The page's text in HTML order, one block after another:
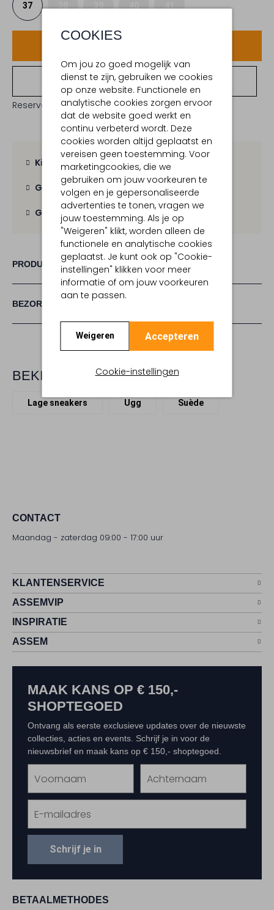
COOKIES
Om jou zo goed mogelijk van
dienst te zijn, gebruiken we cookies
op onze website. Functionele en
analytische cookies zorgen ervoor
dat de website goed werkt en
continu verbeterd wordt. Deze
cookies worden altijd geplaatst en
vereisen geen toestemming. Voor
marketingcookies, die we
gebruiken om jouw voorkeuren te
volgen en je gepersonaliseerde
advertenties te tonen, vragen we
jouw toestemming. Als je op
"Weigeren" klikt, worden alleen de
functionele en analytische cookies
geplaatst. Je kunt ook op "Cookie-
instellingen" klikken voor meer
informatie of om jouw voorkeuren
aan te passen.
Weigeren Accepteren
Cookie-instellingen
37 38 39 40 41
Bekijk winkelvoorraad
Reserveer direct in een van onze 19 boutiques
Kies zelf je bezorgmoment
Gratis verzending vanaf € 100,-
Gratis retour binnen 30 dagen
PRODUCT INFORMATIE
BEZORGEN & RETOURNEREN
BEKIJK MEER
Lage sneakers Ugg Suède
CONTACT
Maandag - zaterdag 09:00 - 17:00 uur
KLANTENSERVICE
ASSEMVIP
INSPIRATIE
ASSEM
BETAALMETHODES
MAAK KANS OP € 150,-
SHOPTEGOED
Ontvang als eerste exclusieve updates over de nieuwste
collecties, acties en events. Schrijf je in voor de
nieuwsbrief en maak kans op € 150,- shoptegoed.
Schrijf je in